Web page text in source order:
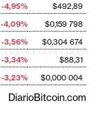
-4,95%
$492,89
-4,09%
$0,159 798
-3,56%
$0,304 674
-3,34%
$88,31
-3,23% $0,000 004
DiarioBitcoin.com